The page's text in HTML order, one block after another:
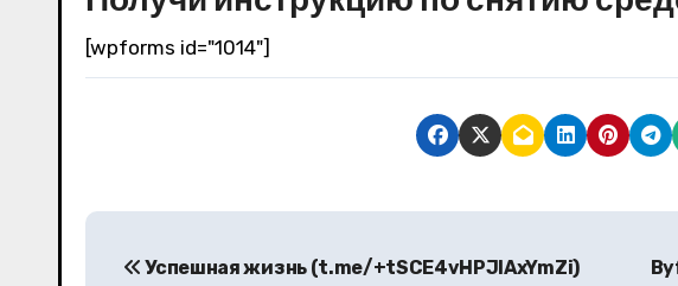
[wpforms id="1014"]
Н
Успешная жизнь (t.me/+tSCE4vHPJlAxYmZi)